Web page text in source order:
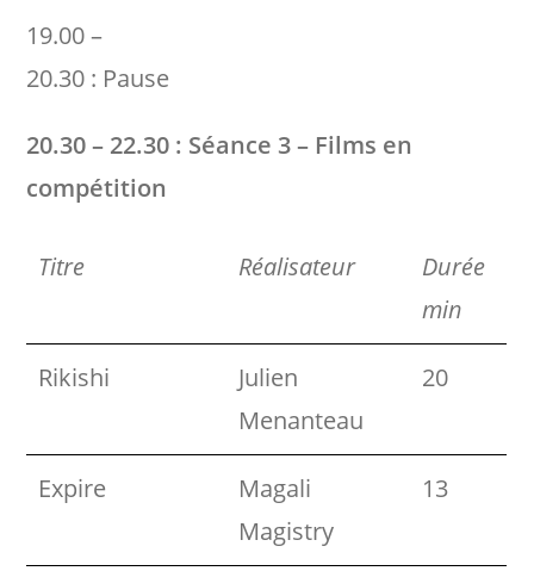
19.00 –
20.30 : Pause
20.30 – 22.30 : Séance 3 – Films en
compétition
Titre Réalisateur
Durée
min
Rikishi
Julien
Menanteau
20
Expire
Magali
Magistry
13